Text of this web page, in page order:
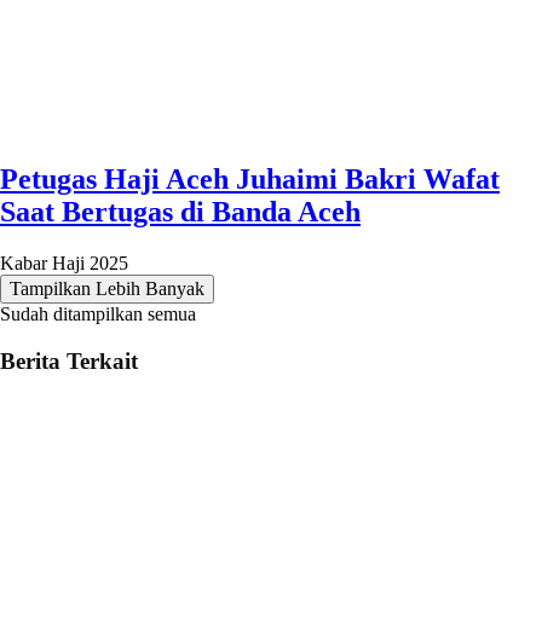
Petugas Haji Aceh Juhaimi Bakri Wafat
Saat Bertugas di Banda Aceh
Kabar Haji 2025
Tampilkan Lebih Banyak
Sudah ditampilkan semua
Berita Terkait